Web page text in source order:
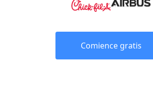
Comience gratis